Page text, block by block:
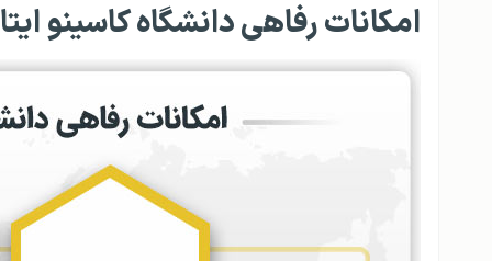
امکانات رفاهی دانشگاه کاسینو